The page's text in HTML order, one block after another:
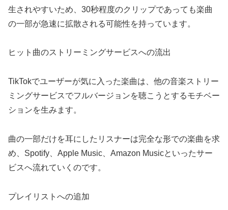
生されやすいため、30秒程度のクリップであっても楽曲
の一部が急速に拡散される可能性を持っています。
ヒット曲のストリーミングサービスへの流出
TikTokでユーザーが気に入った楽曲は、他の音楽ストリー
ミングサービスでフルバージョンを聴こうとするモチベー
ションを生みます。
曲の一部だけを耳にしたリスナーは完全な形での楽曲を求
め、Spotify、Apple Music、Amazon Musicといったサー
ビスへ流れていくのです。
プレイリストへの追加